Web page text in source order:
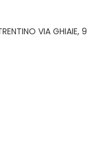
VIA GHIAIE, 9